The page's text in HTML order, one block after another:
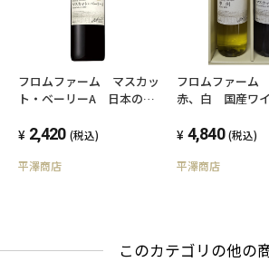
フロムファーム マスカッ
ト・ベーリーA 日本の
750ml 国産ワイン
2,420 (税込)
平澤商店
フロムファーム
赤、白 国産ワ
4,840 (税込)
平澤商店
このカテゴリの他の